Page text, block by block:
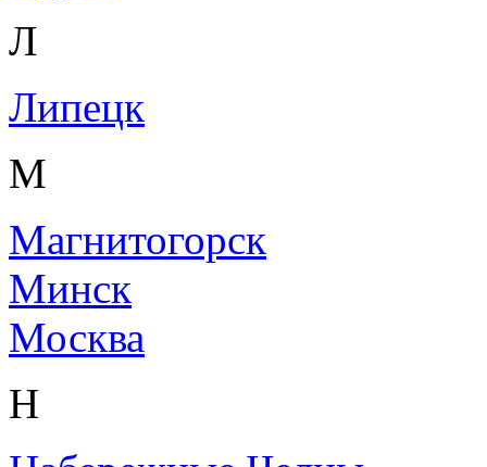
Л
Липецк
М
Магнитогорск
Минск
Москва
Н